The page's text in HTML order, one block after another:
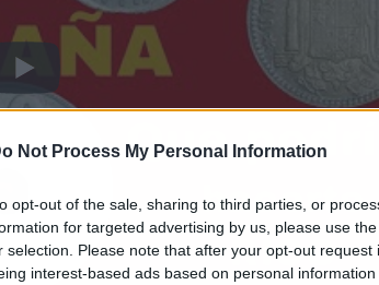
Not Process My Personal Information
opt-out of the sale, sharing to third parties, or
for targeted advertising by us, please use
selection. Please note that after your opt-out request
interest-based ads based on personal